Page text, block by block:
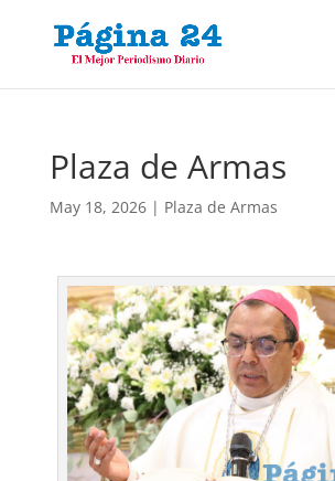
Plaza de Armas
May 18, 2026| Plaza de Armas